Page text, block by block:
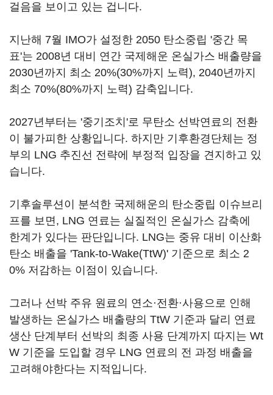
걸음을 보이고 있는 겁니다.
지난해 7월 IMO가 설정한 2050 탄소중립 '중간 목
표'는 2008년 대비 연간 국제해운 온실가스 배출량을
2030년까지 최소 20%(30%까지 노력), 2040년까지
최소 70%(80%까지 노력) 감축입니다.
2027년부터는 '중기조치'로 무탄소 선박연료의 전환
이 불가피한 상황입니다. 하지만 기후환경단체는 정
부의 LNG 추진선 전략에 부정적 입장을 견지하고 있
습니다.
기후솔루션이 분석한 국제해운의 탄소중립 이슈브리
프를 보면, LNG 연료는 실질적인 온실가스 감축에
한계가 있다는 판단입니다. LNG는 중유 대비 이산화
탄소 배출을 'Tank-to-Wake(TtW)' 기준으로 최소 2
0% 저감하는 이점이 있습니다.
그러나 선박 주유 원료의 연소·전환·사용으로 인해
발생하는 온실가스 배출량의 TtW 기준과 달리 연료
생산 단계부터 선박의 최종 사용 단계까지 따지는 Wt
W 기준을 도입할 경우 LNG 연료의 전 과정 배출을
고려해야한다는 지적입니다.